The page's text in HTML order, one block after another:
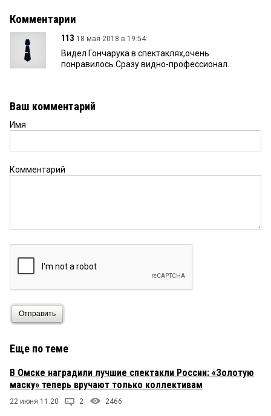
Комментарии
113 18 мая 2018 в 19:54:
Видел Гончарука в спектаклях,очень
понравилось.Сразу видно-профессионал.
Ваш комментарий
Имя
Комментарий
Отправить
Еще по теме
В Омске наградили лучшие спектакли России: «Золотую
маску» теперь вручают только коллективам
22 июня 11:20 2 2466